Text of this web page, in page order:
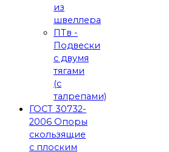
из
швеллера
ПТв -
Подвески
с двумя
тягами
(с
талрепами)
ГОСТ 30732-
2006 Опоры
скользящие
с плоским